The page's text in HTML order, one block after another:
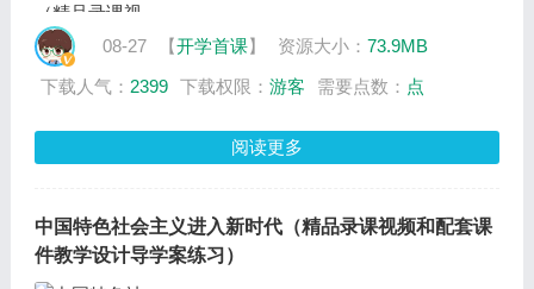
是一门怎样的课程、为什么要学习高中思想政
如果我问大家，你想成为什么样的青年？你会
学生活动：师生互动
教师活动：其实，习近平总书记对广大青年寄
领、有担当的时代新人。
设计意图：师生互动，活跃课堂氛围，提高学
生学习兴趣
08-27 【开学首课】 资源大小： 73.9MB
下载人气： 2399 下载权限： 游客 需要点数： 点
阅读更多
中国特色社会主义进入新时代（精品录课视频和配套课
件教学设计导学案练习）